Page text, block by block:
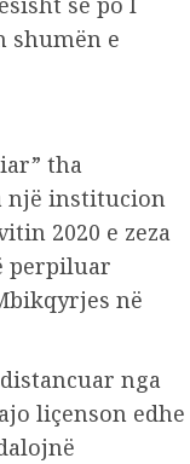
shumën e
tha
një institucion
2020 e zeza
perpiluar
në
nga
liçenson edhe